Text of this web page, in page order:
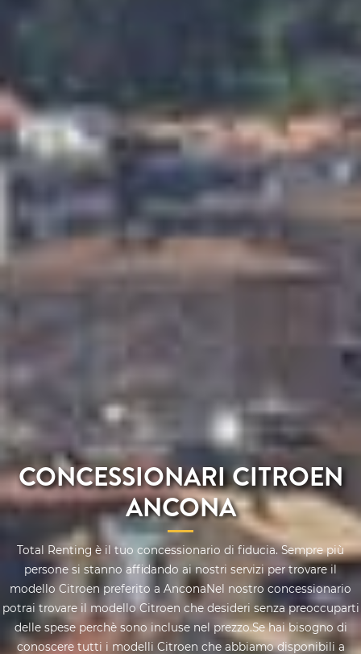
CONCESSIONARI CITROEN
ANCONA
Total Renting è il tuo concessionario di fiducia. Sempre più
persone si stanno affidando ai nostri servizi per trovare il
modello Citroen preferito a AnconaNel nostro concessionario
potrai trovare il modello Citroen che desideri senza preoccuparti
delle spese perchè sono incluse nel prezzo.Se hai bisogno di
conoscere tutti i modelli Citroen che abbiamo disponibili a